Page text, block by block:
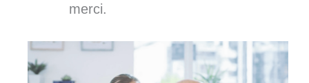
merci.